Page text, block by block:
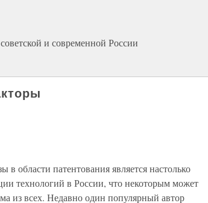
и современной России
в области патентования является настолько
технологий в России, что некоторым может
из всех. Недавно один популярный автор